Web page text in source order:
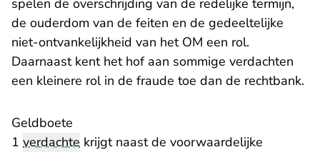
spelen de overschrijding van de redelijke termijn,
de ouderdom van de feiten en de gedeeltelijke
niet-ontvankelijkheid van het OM een rol.
Daarnaast kent het hof aan sommige verdachten
een kleinere rol in de fraude toe dan de rechtbank.
Geldboete
1 verdachte krijgt naast de voorwaardelijke